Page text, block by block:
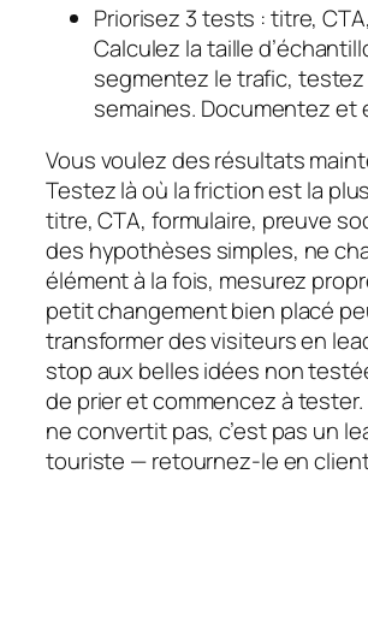
Priorisez 3 tests : titre,
Calculez la taille
segmentez le trafic,
semaines. Documentez et
Vous voulez des résultats
Testez là où la friction est la
titre,CTA, formulaire, preuve
des hypothèses simples, ne
élément à la fois, mesurez
petit changement bien placé
transformer des visiteurs en
stop aux belles idées non
de prier et commencez à tester.
ne convertit pas, c’est pas un
touriste — retournez-le en